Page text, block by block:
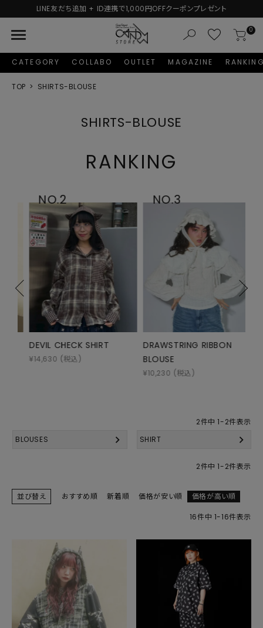
LINE友だち追加 + ID連携で1,000円OFFクーポンプレゼント
menu 0
CATEGORY COLLABO OUTLET MAGAZINE
TOP SHIRTS-BLOUSE
SHIRTS-BLOUSE
RANKING
DEVIL CHECK SHIRT
14,630 (税込)
DRAWSTRING RIBBON
BLOUSE
10,230 (税込)
2件中 1-2件表示
BLOUSES
SHIRT
2件中 1-2件表示
並び替え おすすめ順 新着順 価格が安い順 価格が高い順
16件中 1-16件表示